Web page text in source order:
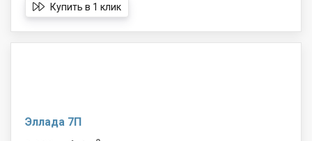
Купить в 1 клик
Эллада 7П